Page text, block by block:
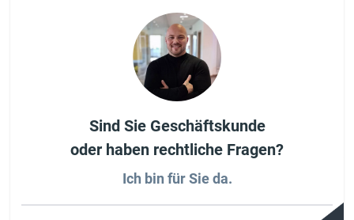
Sind Sie Geschäftskunde
oder haben rechtliche Fragen?
Ich bin für Sie da.